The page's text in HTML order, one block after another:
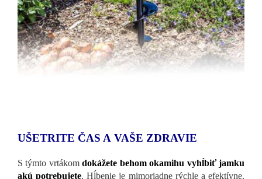
UŠETRITE ČAS A VAŠE ZDRAVIE
S týmto vrtákomdokážete behom okamihu vyhĺbiť jamku
akú potrebujete. Hĺbenie je mimoriadne rýchle a efektívne.